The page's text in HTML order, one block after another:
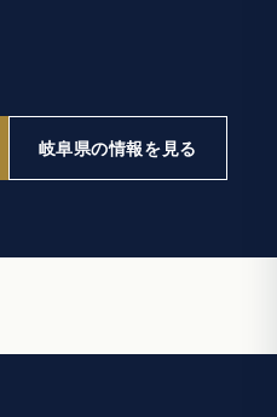
岐阜県の情報を見る